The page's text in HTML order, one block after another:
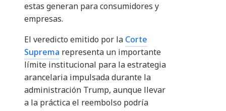
estas generan para consumidores y
empresas.
El veredicto emitido por la Corte
Suprema representa un importante
límite institucional para la estrategia
arancelaria impulsada durante la
administración Trump, aunque llevar
a la práctica el reembolso podría